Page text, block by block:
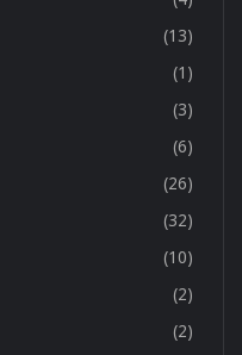
(13)
(1)
(3)
(6)
(26)
(32)
(10)
(2)
(2)